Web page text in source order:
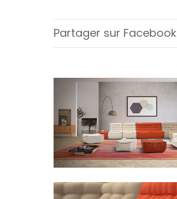
Partager sur Facebook